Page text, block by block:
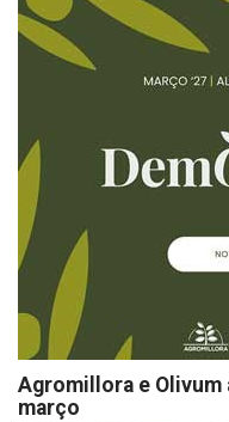
Agromillora e Olivum
março